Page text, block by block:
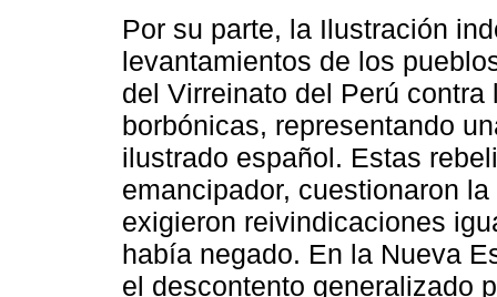
Por su parte, la Ilustración
levantamientos de los
del Virreinato del Perú
borbónicas, representando
ilustrado español. Estas
emancipador, cuestionaron
exigieron reivindicaciones
había negado. En la Nueva
el descontento generalizado